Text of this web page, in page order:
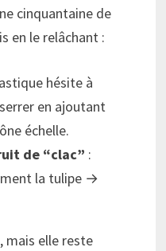
cinquantaine de
en le relâchant :
hésite à
en ajoutant
échelle.
de “clac” :
la tulipe →
elle reste